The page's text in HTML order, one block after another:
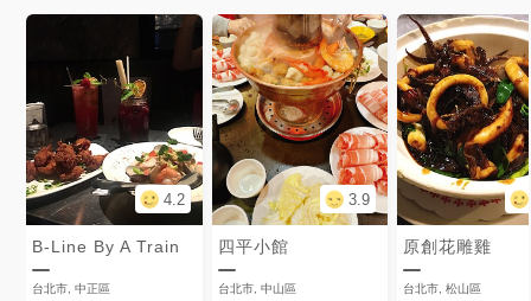
4.2
B-Line By A Train
台北市, 中正區
3.9
四平小館
台北市, 中山區
原創花雕雞
台北市, 松山區